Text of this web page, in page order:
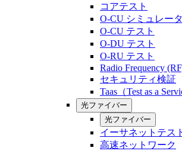
コアテスト
O-CU シミュレータ
O-CU テスト
O-DU テスト
O-RU テスト
Radio Frequency
セキュリティ検証
Taas（Test as a
光ファイバー
光ファイバー
イーサネットテス
高速ネットワーク